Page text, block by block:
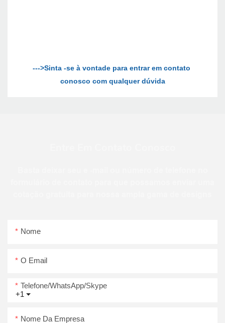
--->Sinta -se à vontade para entrar em contato
conosco com qualquer dúvida
Nome
O Email
+1
Telefone/WhatsApp/Skype
Nome Da Empresa